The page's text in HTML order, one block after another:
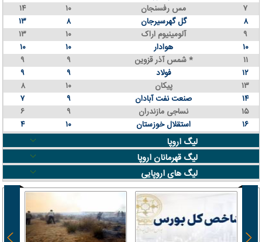
۷
مس رفسنجان ۱۰
۱۴
۸
گل گهرسیرجان ۸
۱۳
۹
آلومینیوم اراک ۱۰
۱۳
۱۰
هوادار ۱۰
۱۰
۱۱
شمس آذر قزوین * ۹
۹
۱۲
فولاد ۹
۹
۱۳
پیکان ۱۰
۸
۱۴
صنعت نفت آبادان ۹
۷
۱۵
نساجی مازندران ۹
۶
۱۶
استقلال خوزستان ۱۰ ۴
لیگ اروپا
لیگ قهرمانان اروپا
لیگ های اروپایی